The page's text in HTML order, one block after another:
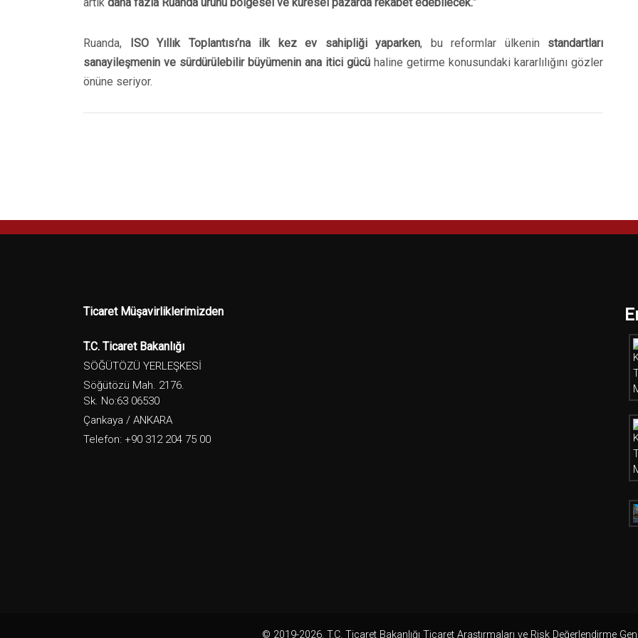
Ruanda, ISO Yıllık Toplantısı’na ilk kez ev sahipliği yaparken, bu reformlar ülkenin standartları
sanayileşmenin ve sürdürülebilir büyümenin ana itici gücü haline getirme konusundaki kararlılığını gözler
önüne seriyor.
Ticaret Müşavirliklerimizden
T.C. Ticaret Bakanlığı
SÖĞÜTÖZÜ YERLEŞKESİ
Söğütözü Mah. 2176.
Sk. No:63 06530
Çankaya / ANKARA
Telefon: +90 312 204 75 00
© 2019-2026. T.C. Ticaret Bakanlığı Ticaret Araştırmaları ve Risk Değerlendirme